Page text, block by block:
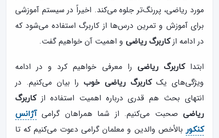
مورد ریاضی، پررنگ‌تر جلوه می‌کند. اخیراً در سیستم آموزشی
برای آموزش و تمرین درس‌ها از کاربرگ استفاده می‌شود که
در ادامه ازکاربرگ ریاضی و اهمیت آن خواهیم گفت.
ابتداکاربرگ ریاضی را معرفی خواهیم کرد و در ادامه
ویژگی‌های یککاربرگ ریاضی خوب را بیان می‌کنیم. در
انتهای بحث هم قدری درباره اهمیت استفاده از کاربرگ
ریاضی صحبت می‌کنیم. از شما همراهان گرامیآژانس
کنکور بالأخص والدین و معلمان گرامی دعوت می‌کنیم که تا